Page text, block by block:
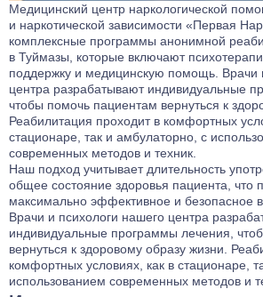
Медицинский центр наркологической
и наркотической зависимости «Первая
комплексные программы анонимной
в Туймазы, которые включают
поддержку и медицинскую помощь. Врачи
центра разрабатывают индивидуальные
чтобы помочь пациентам вернуться к
Реабилитация проходит в комфортных
стационаре, так и амбулаторно, с
современных методов и техник.
Наш подход учитывает длительность
общее состояние здоровья пациента, что
максимально эффективное и безопасное
Врачи и психологи нашего центра
индивидуальные программы лечения,
вернуться к здоровому образу жизни.
комфортных условиях, как в стационаре,
использованием современных методов и